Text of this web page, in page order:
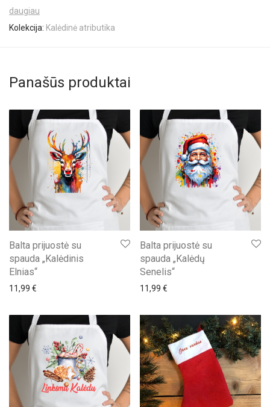
daugiau
Kolekcija: Kalėdinė atributika
Panašūs produktai
Balta prijuostė su
spauda „Kalėdinis
Elnias“
11,99 €
Balta prijuostė su
spauda „Kalėdų
Senelis“
11,99 €